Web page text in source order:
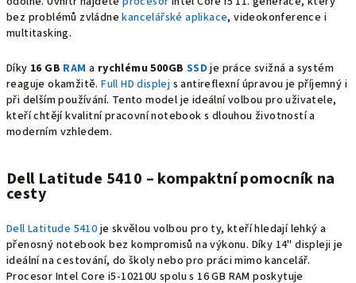
bez problémů zvládnekancelářské aplikace, videokonference i
multitasking.
Díky 16 GB RAM a rychlému 500GB SSDje práce svižná a systém
reaguje okamžitě.Full HD displej s antireflexní úpravou je příjemný i
při delším používání. Tento model je ideální volbou pro uživatele,
kteří chtějí kvalitní pracovní notebook s dlouhou životností a
moderním vzhledem.
Dell Latitude 5410 – kompaktní pomocník na
cesty
Dell Latitude 5410je skvělou volbou pro ty, kteří hledají lehký a
přenosný notebook bez kompromisů na výkonu. Díky 14" displeji je
ideální na cestování, do školy nebo pro práci mimo kancelář.
Procesor Intel Core i5‑10210U spolu s 16 GB RAM poskytuje